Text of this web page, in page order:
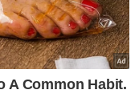
MARA
budaya